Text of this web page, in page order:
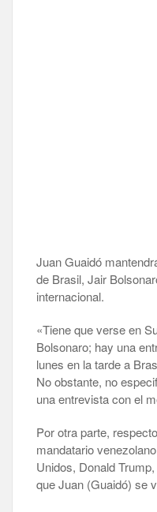
Juan Guaidó
de Brasil, Jair
internacional.
«Tiene que verse en
Bolsonaro; hay una
lunes en la tarde a
No obstante, no
una entrevista con el
Por otra parte,
mandatario
Unidos, Donald
que Juan (Guaidó) se